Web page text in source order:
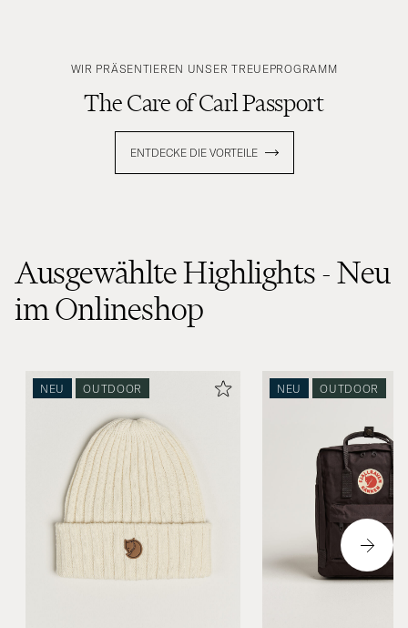
WIR PRÄSENTIEREN UNSER TREUEPROGRAMM
The Care of Carl Passport
ENTDECKE DIE VORTEILE
Ausgewählte Highlights - Neu
im Onlineshop
NEU OUTDOOR NEU OUTDOOR